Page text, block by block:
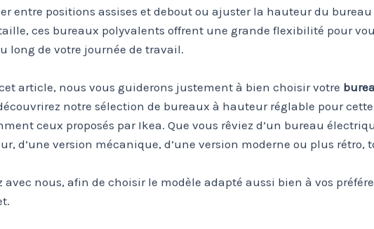
entre positions assises et debout ou ajuster la hauteur du
ces bureaux polyvalents offrent une grande flexibilité pour
long de votre journée de travail.
article, nous vous guiderons justement à bien choisir votre
notre sélection de bureaux à hauteur réglable pour
ceux proposés par Ikea. Que vous rêviez d’un bureau
d’une version mécanique, d’une version moderne ou plus rétro,
avec nous, afin de choisir le modèle adapté aussi bien à vos